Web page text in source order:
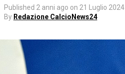
Published 2 anni ago on 21 Luglio 2024
By Redazione CalcioNews24